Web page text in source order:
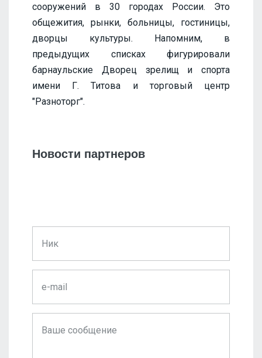
сооружений в 30 городах России. Это
общежития, рынки, больницы, гостиницы,
дворцы культуры. Напомним, в
предыдущих списках фигурировали
барнаульские Дворец зрелищ и спорта
имени Г. Титова и торговый центр
"Разноторг".
Новости партнеров